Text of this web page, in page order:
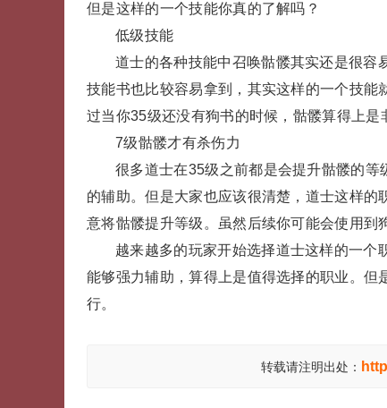
但是这样的一个技能你真的了解吗？
低级技能
道士的各种技能中召唤骷髅其实还是很容
技能书也比较容易拿到，其实这样的一个技
过当你35级还没有狗书的时候，骷髅算得上是
7级骷髅才有杀伤力
很多道士在35级之前都是会提升骷髅的
的辅助。但是大家也应该很清楚，道士这样
意将骷髅提升等级。虽然后续你可能会使用到
越来越多的玩家开始选择道士这样的一个
能够强力辅助，算得上是值得选择的职业。
行。
转载请注明出处：